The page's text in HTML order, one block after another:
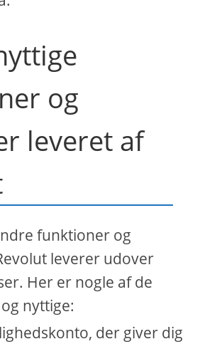
og
leveret af
funktioner og
leverer udover
Her er nogle af de
nyttige:
der giver dig